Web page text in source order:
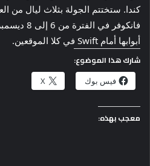
فانكوفر
أبوابها أمام Swift في كلا الموقعين.
شارك هذا الموضوع:
فيس بوك X
معجب بهذه: